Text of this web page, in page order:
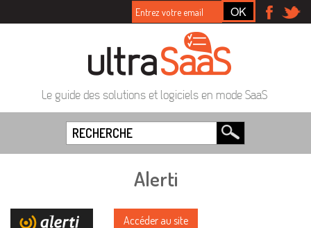
Le guide des solutions et logiciels en mode SaaS
Alerti
Accéder au site